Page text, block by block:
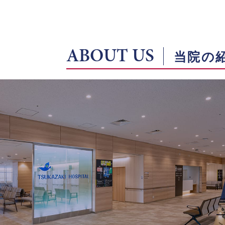
ABOUT US 当院の